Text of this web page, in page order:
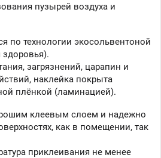
пузырей воздуха и
по технологии экосольвентоной
здоровья).
загрязнений, царапин и
наклейка покрыта
плёнкой (ламинацией).
клеевым слоем и надежно
как в помещении, так
приклеивания не менее